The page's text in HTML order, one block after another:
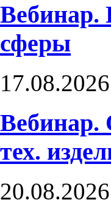
сферы
17.08.2026
Вебинар.
тех.
20.08.2026